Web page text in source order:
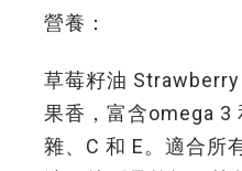
營養：
草莓籽油
果香，富含omega 3
雜、C 和 E。適合所